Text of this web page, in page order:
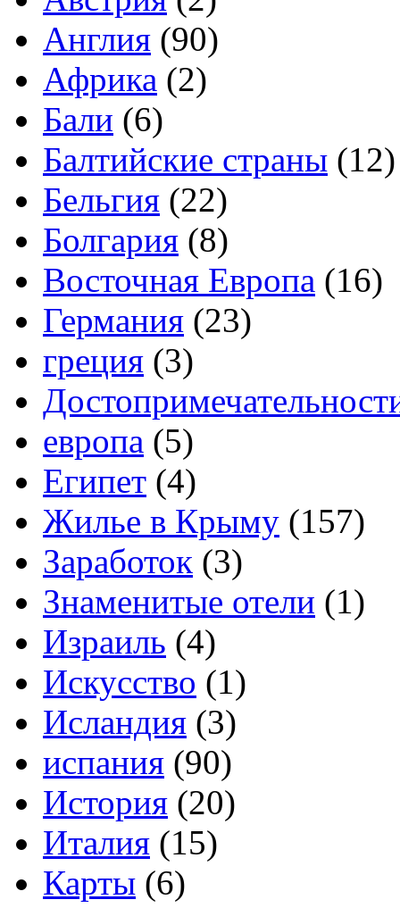
Англия (90)
Африка (2)
Бали (6)
Балтийские страны (12)
Бельгия (22)
Болгария (8)
Восточная Европа (16)
Германия (23)
греция (3)
европа (5)
Египет (4)
Жилье в Крыму (157)
Заработок (3)
Знаменитые отели (1)
Израиль (4)
Искусство (1)
Исландия (3)
испания (90)
История (20)
Италия (15)
Карты (6)